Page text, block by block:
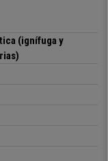
una comodidad y
Se trata de un material
su resistencia y
nivel, lográndose una
en acero cromado.
(ignífuga y